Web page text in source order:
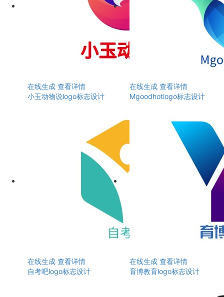
在线生成 查看详情
小玉动物说logo标志设计
在线生成 查看详情
Mgoodhotlogo标志设计
在线生成 查看详情
自考吧logo标志设计
在线生成 查看详情
育博教育logo标志设计